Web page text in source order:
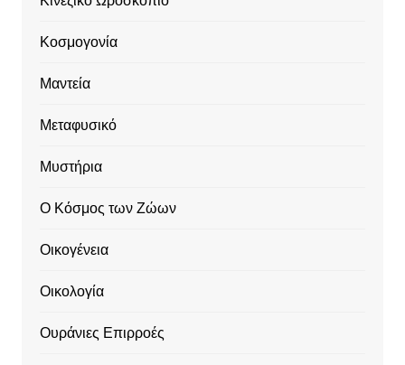
Κοσμογονία
Μαντεία
Μεταφυσικό
Μυστήρια
Ο Κόσμος των Ζώων
Οικογένεια
Οικολογία
Ουράνιες Επιρροές